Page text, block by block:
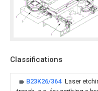
Classifications
B23K26/364 Laser